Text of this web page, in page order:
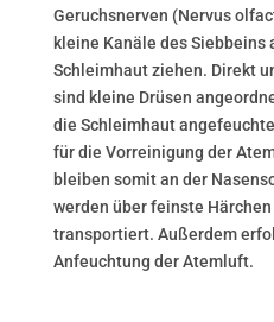
Geruchsnerven (Nervus
kleine Kanäle des Siebbeins
Schleimhaut ziehen. Direkt
sind kleine Drüsen
die Schleimhaut
für die Vorreinigung der
bleiben somit an der
werden über feinste
transportiert. Außerdem
Anfeuchtung der Atemluft.